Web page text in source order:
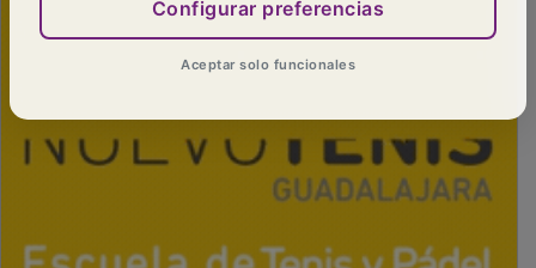
Configurar preferencias
Aceptar solo funcionales